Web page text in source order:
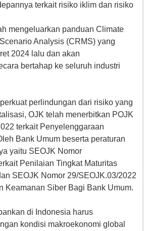
terkait risiko iklim dan risiko
mengeluarkan panduan Climate
Analysis (CRMS) yang
2024 lalu dan akan
bertahap ke seluruh industri
perlindungan dari risiko yang
OJK telah menerbitkan POJK
terkait Penyelenggaraan
Bank Umum beserta peraturan
yaitu SEOJK Nomor
Penilaian Tingkat Maturitas
SEOJK Nomor 29/SEOJK.03/2022
Keamanan Siber Bagi Bank Umum.
di Indonesia harus
kondisi makroekonomi global